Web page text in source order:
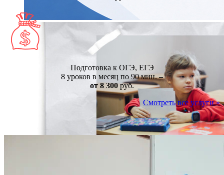
Подготовка к ОГЭ, ЕГЭ
8 уроков в месяц по 90 мин. –
от 8 300 руб.
Смотреть все услуги »